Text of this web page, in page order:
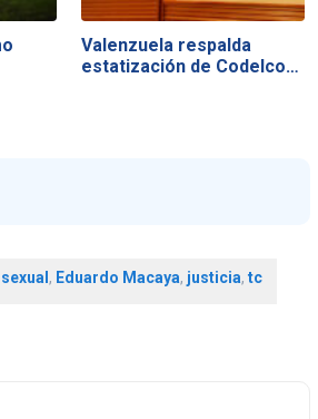
Valenzuela respalda
estatización de Codelco…
, Eduardo Macaya, justicia, tc